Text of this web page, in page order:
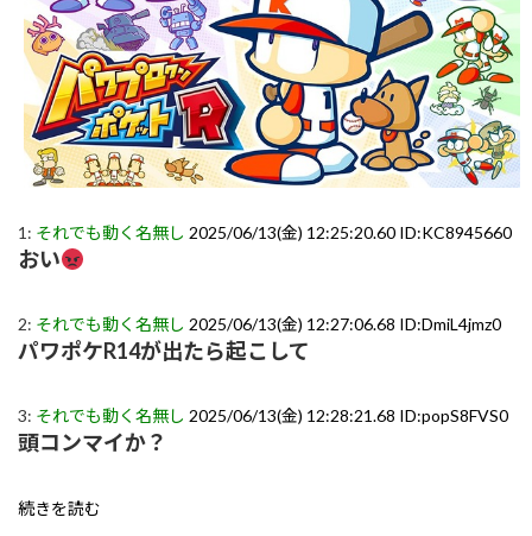
1: それでも動く名無し 2025/06/13(金) 12:25:20.60 ID:KC8945660
おい
2: それでも動く名無し 2025/06/13(金) 12:27:06.68 ID:DmiL4jmz0
パワポケR14が出たら起こして
3: それでも動く名無し 2025/06/13(金) 12:28:21.68 ID:popS8FVS0
頭コンマイか？
続きを読む